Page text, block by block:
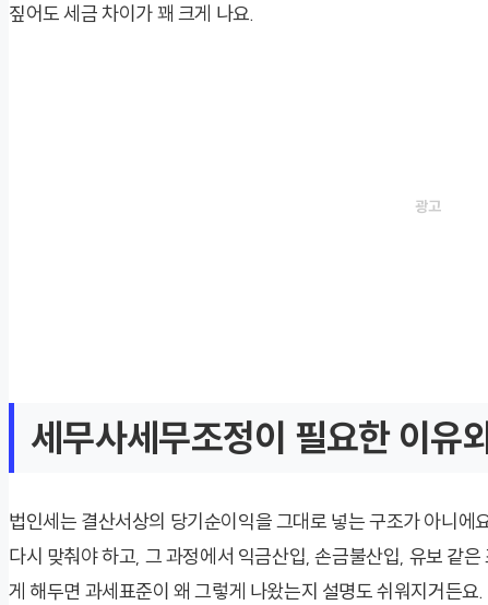
짚어도 세금 차이가 꽤 크게 나요.
세무사세무조정이 필요한 이유
법인세는 결산서상의 당기순이익을 그대로 넣는 구조가 아니에
다시 맞춰야 하고, 그 과정에서 익금산입, 손금불산입, 유보 같
게 해두면 과세표준이 왜 그렇게 나왔는지 설명도 쉬워지거든요.